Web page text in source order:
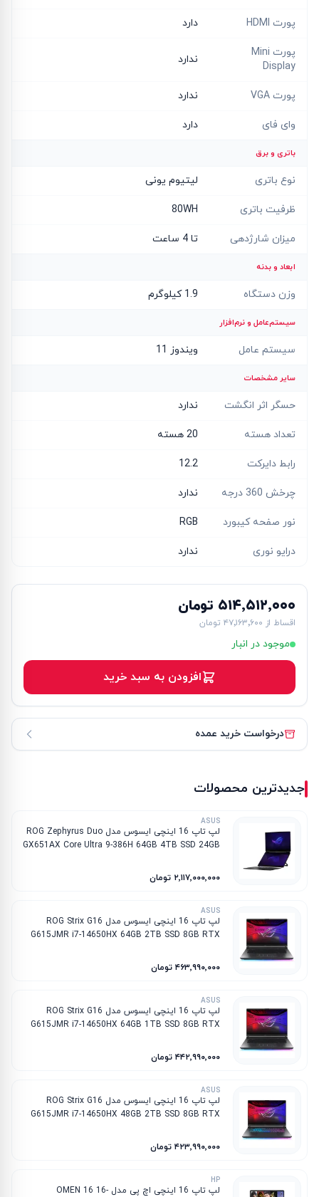
پورت HDMI دارد
پورت Mini
Display
ندارد
پورت VGA ندارد
وای فای دارد
باتری و برق
نوع باتری لیتیوم یونی
ظرفیت باتری 80WH
میزان شارژدهی تا 4 ساعت
ابعاد و بدنه
وزن دستگاه 1.9 کیلوگرم
سیستم‌عامل و نرم‌افزار
سیستم عامل ویندوز 11
سایر مشخصات
حسگر اثر انگشت ندارد
تعداد هسته 20 هسته
رابط دایرکت 12.2
چرخش 360 درجه ندارد
نور صفحه کیبورد RGB
درایو نوری ندارد
۵۱۴٬۵۱۲٬۰۰۰ تومان
اقساط از ۴۷٬۱۶۳٬۶۰۰ تومان
موجود در انبار
افزودن به سبد خرید
درخواست خرید عمده
جدیدترین محصولات
ASUS
لپ تاپ 16 اینچی ایسوس مدل ROG Zephyrus Duo
GX651AX Core Ultra 9-386H 64GB 4TB SSD 24GB
۲٬۱۱۷٬۰۰۰٬۰۰۰ تومان
ASUS
لپ تاپ 16 اینچی ایسوس مدل ROG Strix G16
G615JMR i7-14650HX 64GB 2TB SSD 8GB RTX
۴۶۳٬۹۹۰٬۰۰۰ تومان
ASUS
لپ تاپ 16 اینچی ایسوس مدل ROG Strix G16
G615JMR i7-14650HX 64GB 1TB SSD 8GB RTX
۴۴۲٬۹۹۰٬۰۰۰ تومان
ASUS
لپ تاپ 16 اینچی ایسوس مدل ROG Strix G16
G615JMR i7-14650HX 48GB 2TB SSD 8GB RTX
۴۲۳٬۹۹۰٬۰۰۰ تومان
HP
لپ تاپ 16 اینچی اچ پی مدل OMEN 16 16-